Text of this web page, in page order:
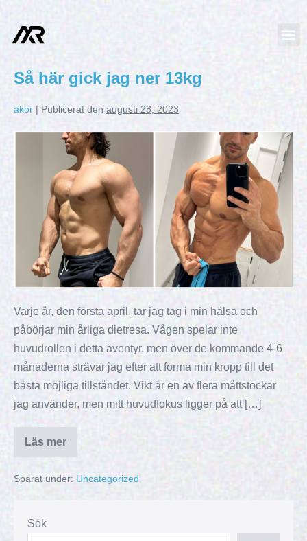
Så här gick jag ner 13kg
akor | Publicerat den augusti 28, 2023
Varje år, den första april, tar jag tag i min hälsa och
påbörjar min årliga dietresa. Vågen spelar inte
huvudrollen i detta äventyr, men över de kommande 4-6
månaderna strävar jag efter att forma min kropp till det
bästa möjliga tillståndet. Vikt är en av flera måttstockar
jag använder, men mitt huvudfokus ligger på att […]
Läs mer
Sparat under: Uncategorized
Sök